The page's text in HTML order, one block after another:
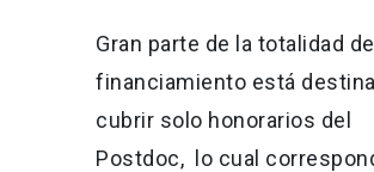
Gran parte de la totalidad del
financiamiento está
cubrir solo honorarios del
Postdoc, lo cual